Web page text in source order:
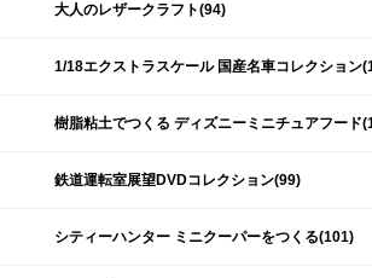
大人のレザークラフト(94)
1/18エクストラスケール 国産名車コレクション
樹脂粘土でつくる ディズニーミニチュアフード
鉄道運転室展望DVDコレクション(99)
シティーハンター ミニクーパーをつくる(101)